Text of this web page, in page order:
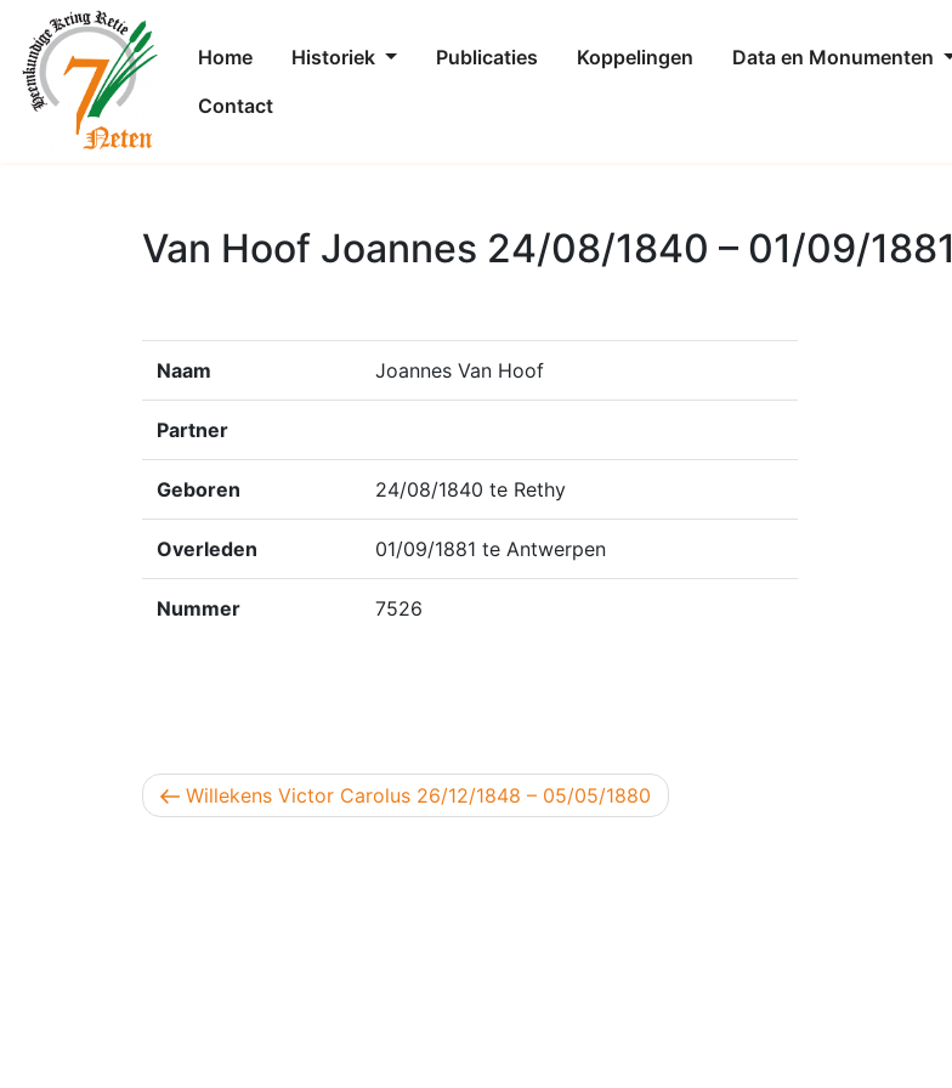
Home Historiek Publicaties Koppelingen Data en Monumenten
Contact
Van Hoof Joannes 24/08/1840 – 01/09/1881
Naam Joannes Van Hoof
Partner
Geboren 24/08/1840 te Rethy
Overleden 01/09/1881 te Antwerpen
Nummer 7526
Berichtnavigatie
Vorig bericht
Willekens Victor Carolus 26/12/1848 – 05/05/1880